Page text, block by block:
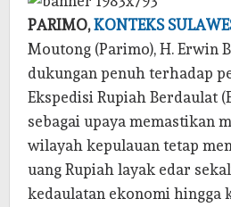
PARIMO,KONTEKS
Moutong (Parimo), H. Erwin
dukungan penuh terhadap
Ekspedisi Rupiah Berdaulat
sebagai upaya memastikan
wilayah kepulauan tetap
uang Rupiah layak edar
kedaulatan ekonomi hingga